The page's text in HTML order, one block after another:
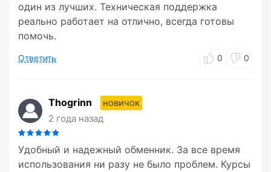
один из лучших. Техническая поддержка
реально работает на отлично, всегда готовы
помочь.
Ответить 0 0
Thogrinn
новичок
2 года назад
Удобный и надежный обменник. За все время
использования ни разу не было проблем. Курсы